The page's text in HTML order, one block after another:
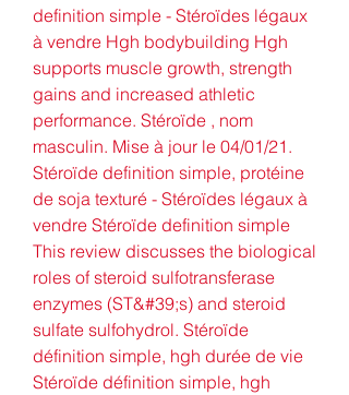
definition simple - Stéroïdes légaux
à vendre Hgh bodybuilding Hgh
supports muscle growth, strength
gains and increased athletic
performance. Stéroïde , nom
masculin. Mise à jour le 04/01/21.
Stéroïde definition simple, protéine
de soja texturé - Stéroïdes légaux à
vendre Stéroïde definition simple
This review discusses the biological
roles of steroid sulfotransferase
enzymes (ST&#39;s) and steroid
sulfate sulfohydrol. Stéroïde
définition simple, hgh durée de vie
Stéroïde définition simple, hgh